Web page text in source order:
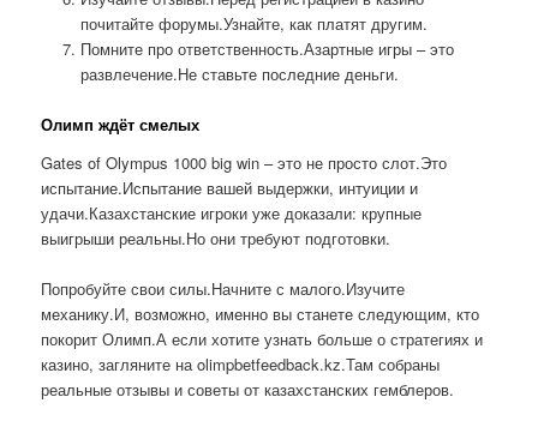
почитайте форумы.Узнайте, как платят другим.
Помните про ответственность.Азартные игры – это
развлечение.Не ставьте последние деньги.
Олимп ждёт смелых
Gates of Olympus 1000 big win – это не просто слот.Это
испытание.Испытание вашей выдержки, интуиции и
удачи.Казахстанские игроки уже доказали: крупные
выигрыши реальны.Но они требуют подготовки.
Попробуйте свои силы.Начните с малого.Изучите
механику.И, возможно, именно вы станете следующим, кто
покорит Олимп.А если хотите узнать больше о стратегиях и
казино, загляните на olimpbetfeedback.kz.Там собраны
реальные отзывы и советы от казахстанских гемблеров.